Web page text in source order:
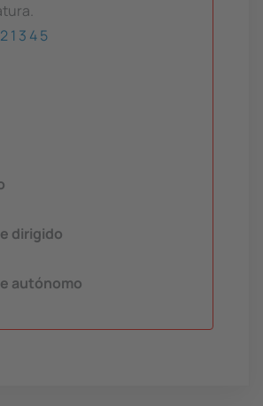
21 3 45
dirigido
autónomo